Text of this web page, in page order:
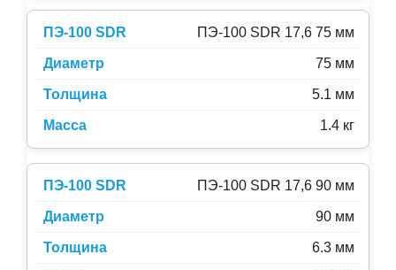
ПЭ-100 SDR 17,6 75 мм
75 мм
5.1 мм
1.4 кг
ПЭ-100 SDR 17,6 90 мм
90 мм
6.3 мм